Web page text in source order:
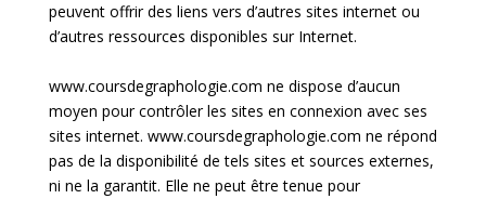
peuvent offrir des liens vers d’autres sites internet ou
d’autres ressources disponibles sur Internet.
www.coursdegraphologie.com ne dispose d’aucun
moyen pour contrôler les sites en connexion avec ses
sites internet. www.coursdegraphologie.com ne répond
pas de la disponibilité de tels sites et sources externes,
ni ne la garantit. Elle ne peut être tenue pour